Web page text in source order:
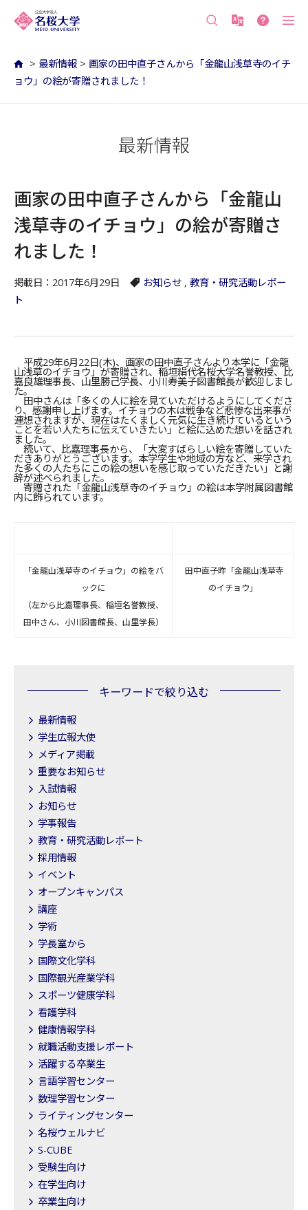
> 最新情報 > 画家の田中直子さんから「金龍山浅草寺のイチ
ョウ」の絵が寄贈されました！
最新情報
画家の田中直子さんから「金龍山
浅草寺のイチョウ」の絵が寄贈さ
れました！
掲載日：2017年6月29日 お知らせ , 教育・研究活動レポー
ト
平成29年6月22日(木)、画家の田中直子さんより本学に「金龍
山浅草のイチョウ」が寄贈され、稲垣絹代名桜大学名誉教授、比
嘉良雄理事長、山里勝己学長、小川寿美子図書館長が歓迎しまし
た。
田中さんは「多くの人に絵を見ていただけるようにしてくださ
り、感謝申し上げます。イチョウの木は戦争など悲惨な出来事が
連想されますが、現在はたくましく元気に生き続けているという
ことを若い人たちに伝えていきたい」と絵に込めた想いを話され
ました。
続いて、比嘉理事長から、「大変すばらしい絵を寄贈していた
だきありがとうございます。本学学生や地域の方など、来学され
た多くの人たちにこの絵の想いを感じ取っていただきたい」と謝
辞が述べられました。
寄贈された「金龍山浅草寺のイチョウ」の絵は本学附属図書館
内に飾られています。
「金龍山浅草寺のイチョウ」の絵をバ
ックに
（左から比嘉理事長、稲垣名誉教授、
田中さん、小川図書館長、山里学長）
田中直子昨「金龍山浅草寺
のイチョウ」
キーワードで絞り込む
最新情報
学生広報大使
メディア掲載
重要なお知らせ
入試情報
お知らせ
学事報告
教育・研究活動レポート
採用情報
イベント
オープンキャンパス
講座
学術
学長室から
国際文化学科
国際観光産業学科
スポーツ健康学科
看護学科
健康情報学科
就職活動支援レポート
活躍する卒業生
言語学習センター
数理学習センター
ライティングセンター
名桜ウェルナビ
S-CUBE
受験生向け
在学生向け
卒業生向け